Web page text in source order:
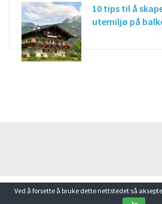
10 tips til å
utemiljø på
All Rights Reserved -
Ved å forsette å bruke dette nettstedet så